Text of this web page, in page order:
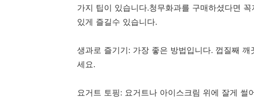
가지 팁이 있습니다.청무화과를 구매하셨다면
있게 즐길수 있습니다.
생과로 즐기기: 가장 좋은 방법입니다. 껍질째
세요.
요거트 토핑: 요거트나 아이스크림 위에 잘게